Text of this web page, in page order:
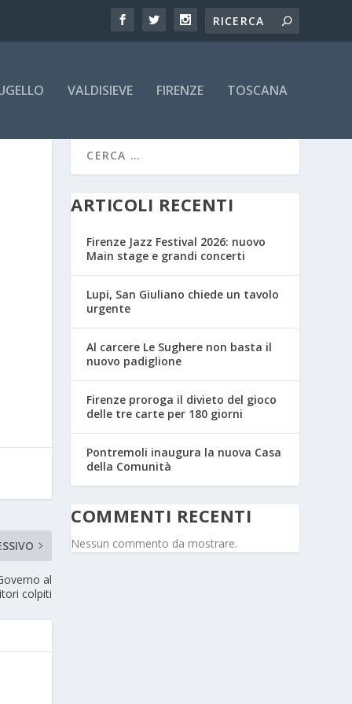
VALDISIEVE FIRENZE TOSCANA
al
colpiti
ARTICOLI RECENTI
Firenze Jazz Festival 2026: nuovo
Main stage e grandi concerti
Lupi, San Giuliano chiede un tavolo
urgente
Al carcere Le Sughere non basta il
nuovo padiglione
Firenze proroga il divieto del gioco
delle tre carte per 180 giorni
Pontremoli inaugura la nuova Casa
della Comunità
COMMENTI RECENTI
Nessun commento da mostrare.